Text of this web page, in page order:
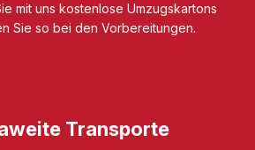
mit uns kostenlose Umzugskartons
Sie so bei den Vorbereitungen.
Transporte